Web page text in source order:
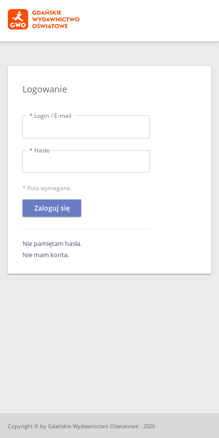
Logowanie
* Login / E-mail
* Hasło
* Pola wymagane.
Zaloguj się
Nie pamiętam hasła.
Nie mam konta.
Copyright © by Gdańskie Wydawnictwo Oświatowe - 2026